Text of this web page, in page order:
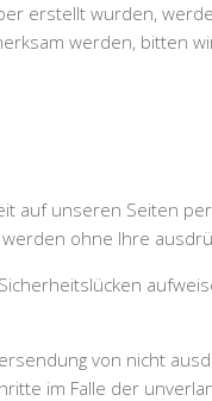
erstellt wurden,
werden, bitten
auf unseren Seiten
ohne Ihre
von nicht
im Falle der